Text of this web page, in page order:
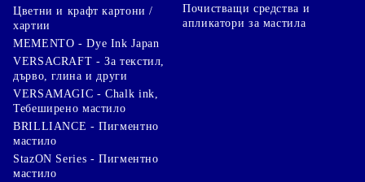
Цветни и крафт картони /
хартии
Почистващи средства и
апликатори за мастила
MEMENTO - Dye Ink Japan
VERSACRAFT - За текстил,
дърво, глина и други
VERSAMAGIC - Chalk ink,
Тебеширено мастило
BRILLIANCE - Пигментно
мастило
StazON Series - Пигментно
мастило